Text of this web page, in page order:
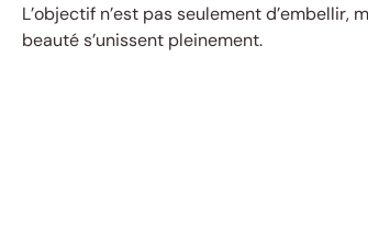
L’objectif n’est pas seulement
beauté s’unissent pleinement.